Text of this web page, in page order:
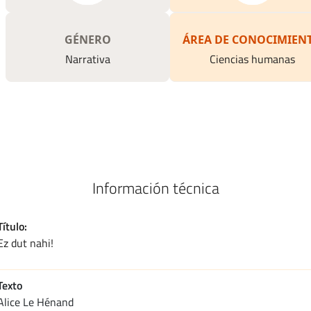
GÉNERO
Narrativa
ÁREA DE
Ciencias humanas
Información técnica
dut nahi!
alice le hénand